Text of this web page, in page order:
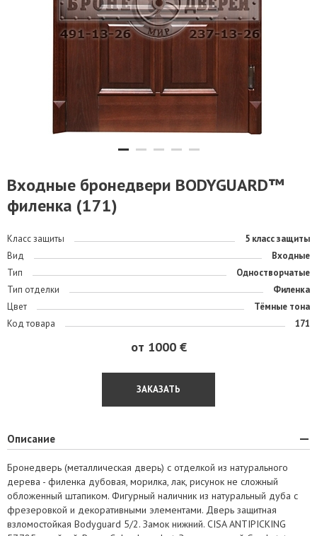
Входные бронедвери BODYGUARD™
филенка (171)
Класс защиты
5 класс защиты
Вид
Входные
Тип
Одностворчатые
Тип отделки
Филенка
Цвет
Тёмные тона
Код товара
171
от 1000 €
ЗАКАЗАТЬ
Описание
Бронедверь (металлическая дверь) с отделкой из натурального
дерева - филенка дубовая, морилка, лак, рисунок не сложный
обложенный штапиком. Фигурный наличник из натуральный дуба с
фрезеровкой и декоративными элементами. Дверь защитная
взломостойкая Bodyguard 5/2. Замок нижний. CISA ANTIPICKING